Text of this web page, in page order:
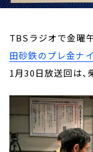
TBSラジオで金曜
田砂鉄のプレ金ナ
1月30日放送回は、